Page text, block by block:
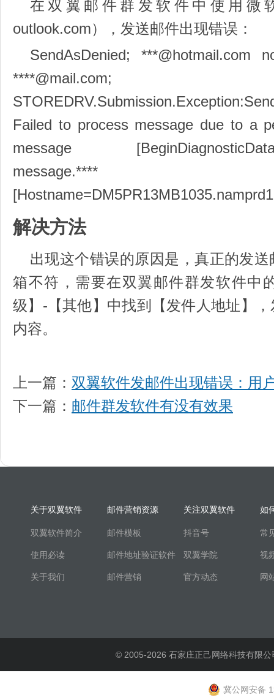
在双翼邮件群发软件中使用微
outlook.com），发送邮件出现错误：
SendAsDenied;
****@mail.com;
Failed to process message due to a
message
message.****
解决方法
出现这个错误的原因是，真正的发
箱不符，需要在双翼邮件群发软件中
级】-【其他】中找到【发件人地址】
内容。
上一篇： 双翼软件发邮件出现错误：用
下一篇： 邮件群发软件有没有效果
关于双翼软件
双翼软件简介
使用必读
关于我们
邮件营销资源
邮件模板
邮件地址验证软件
邮件营销
关注双翼软件
抖音号
双翼学院
官方动态
如
常
视
网
© 2005-2026 石家庄正己网络科技有限
冀公网安备